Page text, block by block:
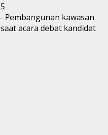
Pembangunan kawasan
acara debat kandidat